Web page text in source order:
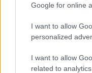
Google for online
I want to allow
personalized
I want to allow
related to